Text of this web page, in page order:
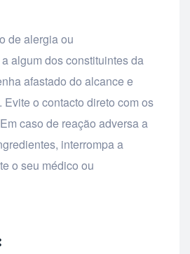
de alergia ou
algum dos constituintes da
afastado do alcance e
o contacto direto com os
caso de reação adversa a
interrompa a
o seu médico ou